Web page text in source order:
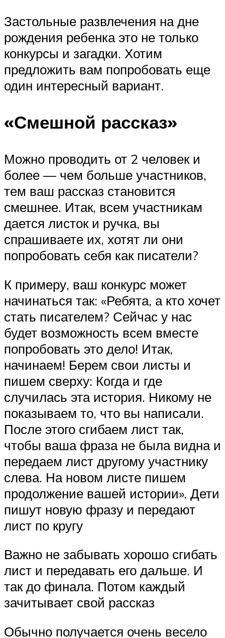
Застольные развлечения на дне
рождения ребенка это не только
конкурсы и загадки. Хотим
предложить вам попробовать еще
один интересный вариант.
«Смешной рассказ»
Можно проводить от 2 человек и
более — чем больше участников,
тем ваш рассказ становится
смешнее. Итак, всем участникам
дается листок и ручка, вы
спрашиваете их, хотят ли они
попробовать себя как писатели?
К примеру, ваш конкурс может
начинаться так: «Ребята, а кто хочет
стать писателем? Сейчас у нас
будет возможность всем вместе
попробовать это дело! Итак,
начинаем! Берем свои листы и
пишем сверху: Когда и где
случилась эта история. Никому не
показываем то, что вы написали.
После этого сгибаем лист так,
чтобы ваша фраза не была видна и
передаем лист другому участнику
слева. На новом листе пишем
продолжение вашей истории». Дети
пишут новую фразу и передают
лист по кругу
Важно не забывать хорошо сгибать
лист и передавать его дальше. И
так до финала. Потом каждый
зачитывает свой рассказ
Обычно получается очень весело